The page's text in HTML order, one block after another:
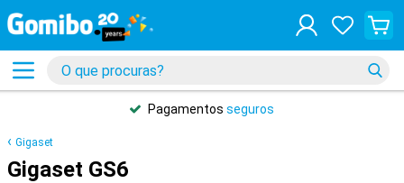
Pagamentos seguros
Gigaset
Gigaset GS6